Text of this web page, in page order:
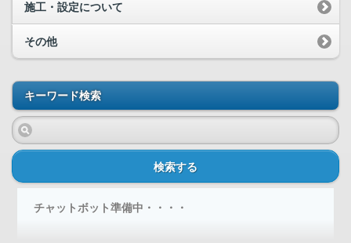
施工・設定について
その他
キーワード検索
検索する
チャットボット準備中・・・・